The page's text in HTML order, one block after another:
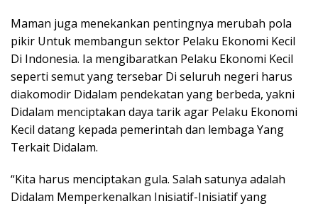
Maman juga menekankan pentingnya merubah pola
pikir Untuk membangun sektor Pelaku Ekonomi Kecil
Di Indonesia. Ia mengibaratkan Pelaku Ekonomi Kecil
seperti semut yang tersebar Di seluruh negeri harus
diakomodir Didalam pendekatan yang berbeda, yakni
Didalam menciptakan daya tarik agar Pelaku Ekonomi
Kecil datang kepada pemerintah dan lembaga Yang
Terkait Didalam.
“Kita harus menciptakan gula. Salah satunya adalah
Didalam Memperkenalkan Inisiatif-Inisiatif yang